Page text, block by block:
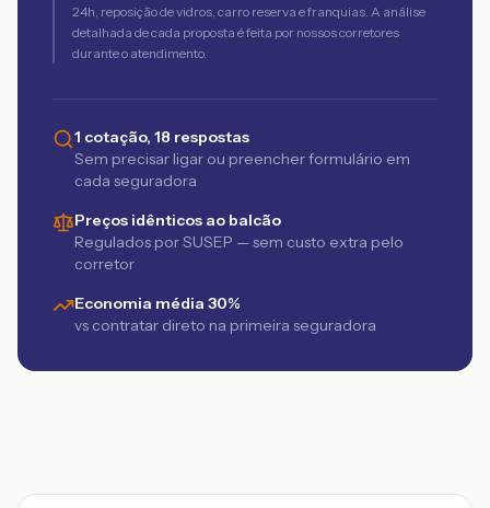
24h, reposição de vidros, carro reserva e franquias. A análise
detalhada de cada proposta é feita por nossos corretores
durante o atendimento.
1 cotação, 18 respostas
Sem precisar ligar ou preencher formulário em
cada seguradora
Preços idênticos ao balcão
Regulados por SUSEP — sem custo extra pelo
corretor
Economia média 30%
vs contratar direto na primeira seguradora